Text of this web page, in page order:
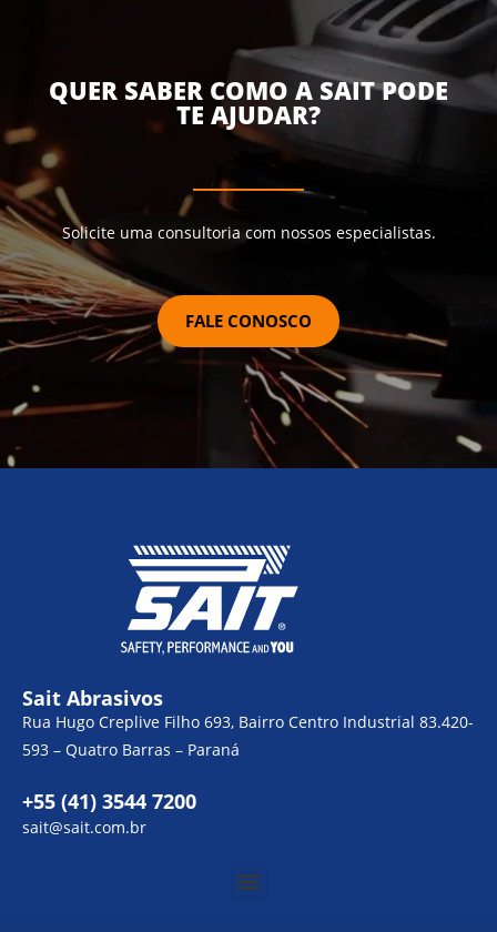
QUER SABER COMO A SAIT PODE
TE AJUDAR?
Solicite uma consultoria com nossos especialistas.
FALE CONOSCO
Sait Abrasivos
Rua Hugo Creplive Filho 693, Bairro Centro Industrial 83.420-
593 – Quatro Barras – Paraná
+55 (41) 3544 7200
sait@sait.com.br
Menu